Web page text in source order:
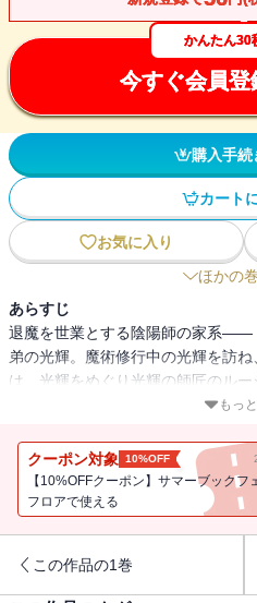
かんたん30
今すぐ会員登
購入手
カート
お気に入り
ほかの
あらすじ
退魔を世業とする陰陽師の家系――
弟の光輝。魔術修行中の光輝を訪
は、光輝をめぐり光輝の師匠のル
氷漬けにされ、捕らわれていた魔
ある頼みごとをする。それがさら
く・・・。
もっ
クーポン対象 10%OFF
【10%OFFクーポン】サマーブックフ
フロアで使える
この作品の1巻